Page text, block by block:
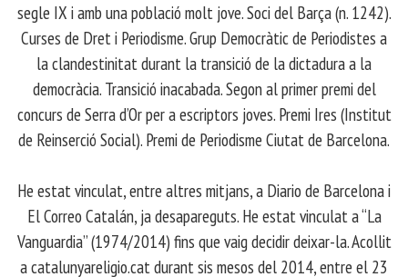
segle IX i amb una població molt jove. Soci del Barça (n. 1242).
Curses de Dret i Periodisme. Grup Democràtic de Periodistes a
la clandestinitat durant la transició de la dictadura a la
democràcia. Transició inacabada. Segon al primer premi del
concurs de Serra d’Or per a escriptors joves. Premi Ires (Institut
de Reinserció Social). Premi de Periodisme Ciutat de Barcelona.
​ He estat vinculat, entre altres mitjans, a Diario de Barcelona i
El Correo Catalán, ja desapareguts. He estat vinculat a “La
Vanguardia” (1974/2014) fins que vaig decidir deixar-la. Acollit
a catalunyareligio.cat durant sis mesos del 2014, entre el 23